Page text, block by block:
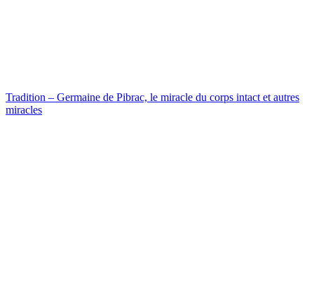
Tradition – Germaine de Pibrac, le miracle du corps intact et autres
miracles